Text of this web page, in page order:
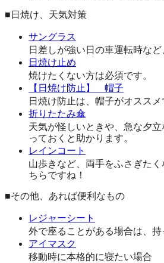
■日焼け、天気対策
サングラス
日差しが強い日の車運転時など
日焼け止め
焼けたくない方は必須です。
【日焼け防止】 帽子
日焼け防止は、帽子がオススメ
折りたたみ傘
天気が怪しいときや、急な夕
っておくと助かります。
レインコート
山歩きなど、両手をふさぎた
ちらですね！
■その他、あれば便利なもの
レジャーシート
外で座ることがある場合は、持
アイマスク
移動時に本格的に寝たい場合